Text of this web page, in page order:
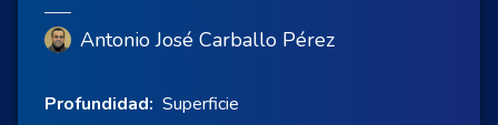
Antonio José Carballo Pérez
Profundidad: Superficie